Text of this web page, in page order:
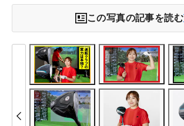
この写真の記事を読む